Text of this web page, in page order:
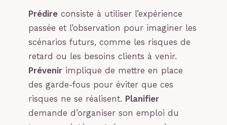
Prédire consiste à utiliser l’expérience
passée et l’observation pour imaginer les
scénarios futurs, comme les risques de
retard ou les besoins clients à venir.
Prévenir implique de mettre en place
des garde-fous pour éviter que ces
risques ne se réalisent. Planifier
demande d’organiser son emploi du